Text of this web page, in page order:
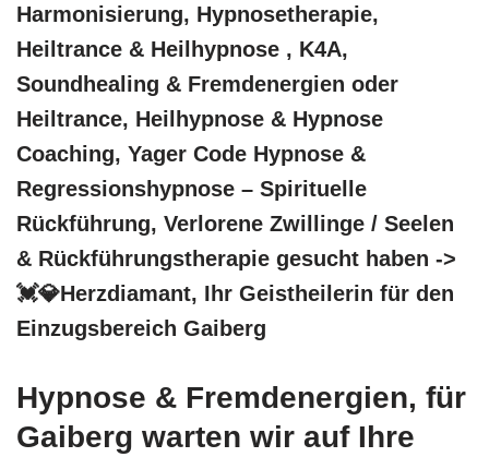
Harmonisierung, Hypnosetherapie,
Heiltrance & Heilhypnose , K4A,
Soundhealing & Fremdenergien oder
Heiltrance, Heilhypnose & Hypnose
Coaching, Yager Code Hypnose &
Regressionshypnose – Spirituelle
Rückführung, Verlorene Zwillinge / Seelen
& Rückführungstherapie gesucht haben ->
💓️💎Herzdiamant, Ihr Geistheilerin für den
Einzugsbereich Gaiberg
Hypnose & Fremdenergien, für
Gaiberg warten wir auf Ihre